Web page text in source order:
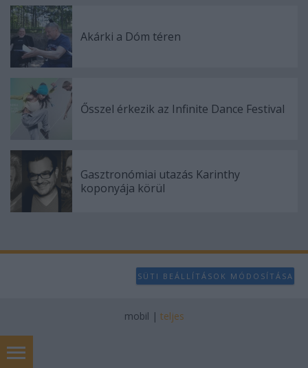
I want to allow Google to enable storage
related to security, including authentication
functionality and fraud prevention, and other
user protection.
Akárki a Dóm téren
Ősszel érkezik az Infinite Dance Festival
Gasztronómiai utazás Karinthy
koponyája körül
SÜTI BEÁLLÍTÁSOK MÓDOSÍTÁSA
mobil | teljes